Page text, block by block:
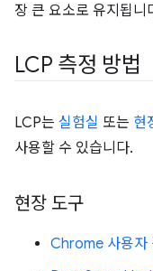
장 큰 요소로 유지됩니
LCP 측정 방법
LCP는 실험실 또는 현
사용할 수 있습니다.
현장 도구
Chrome 사용자